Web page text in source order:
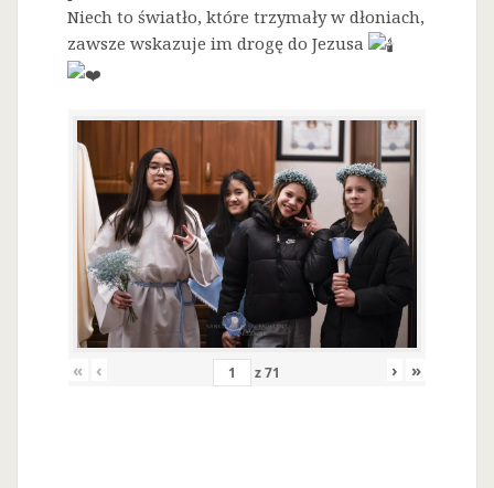
Niech to światło, które trzymały w dłoniach,
zawsze wskazuje im drogę do Jezusa
« ‹ z71 › »